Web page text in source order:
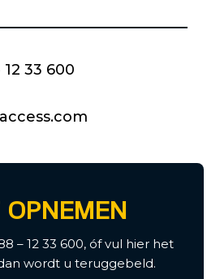
12 33 600
– 12 33 600, óf vul hier het
wordt u teruggebeld.